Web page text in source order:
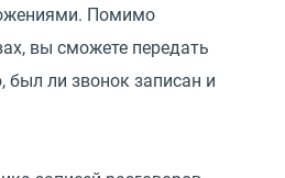
Помимо
вы сможете передать
ли звонок записан и